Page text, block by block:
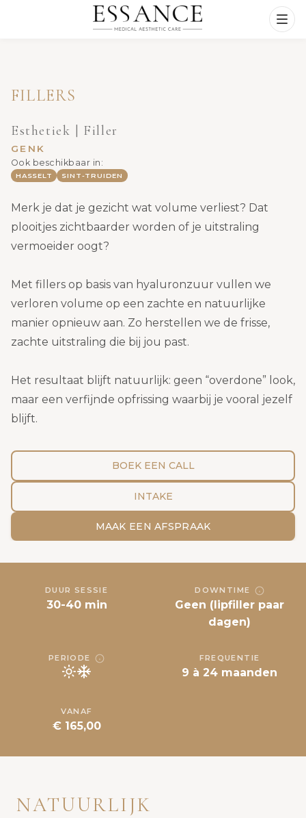
FILLERS
Esthetiek | Filler
GENK
Ook beschikbaar in:
HASSELT SINT-TRUIDEN
Merk je dat je gezicht wat volume verliest? Dat
plooitjes zichtbaarder worden of je uitstraling
vermoeider oogt?
Met fillers op basis van hyaluronzuur vullen we
verloren volume op een zachte en natuurlijke
manier opnieuw aan. Zo herstellen we de frisse,
zachte uitstraling die bij jou past.
Het resultaat blijft natuurlijk: geen “overdone” look,
maar een verfijnde opfrissing waarbij je vooral jezelf
blijft.
BOEK EEN CALL
INTAKE
MAAK EEN AFSPRAAK
DUUR SESSIE
30-40 min
DOWNTIME
Geen (lipfiller paar
dagen)
PERIODE FREQUENTIE
9 à 24 maanden
VANAF
€ 165,00
NATUURLIJK